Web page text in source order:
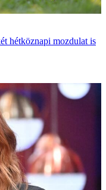
hétköznapi mozdulat is